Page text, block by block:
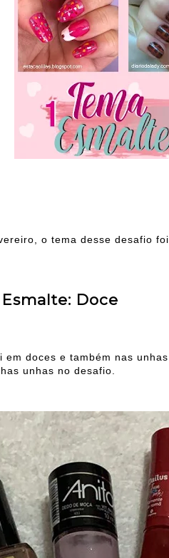
o tema desse desafio foi
Esmalte: Doce
em doces e também nas unhas
unhas no desafio.